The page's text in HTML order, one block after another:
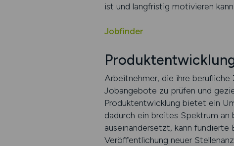
ist und langfristig motivieren kann.
Jobfinder
Arbeitnehmer, die ihre
Jobangebote zu prüfen und
Produktentwicklung bietet ein
dadurch ein breites Spektrum
auseinandersetzt, kann
Veröffentlichung neuer